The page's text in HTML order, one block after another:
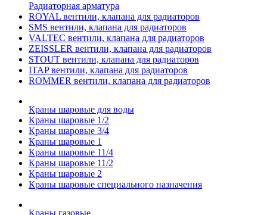
Радиаторная арматура
ROYAL вентили, клапана для радиаторов
SMS вентили, клапана для радиаторов
VALTEC вентили, клапана для радиаторов
ZEISSLER вентили, клапана для радиаторов
STOUT вентили, клапана для радиаторов
ITAP вентили, клапана для радиаторов
ROMMER вентили, клапана для радиаторов
Краны шаровые для воды
Краны шаровые 1/2
Краны шаровые 3/4
Краны шаровые 1
Краны шаровые 11/4
Краны шаровые 11/2
Краны шаровые 2
Краны шаровые специального назначения
Краны газовые